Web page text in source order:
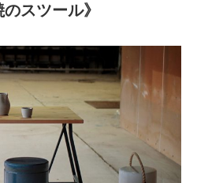
のスツール》